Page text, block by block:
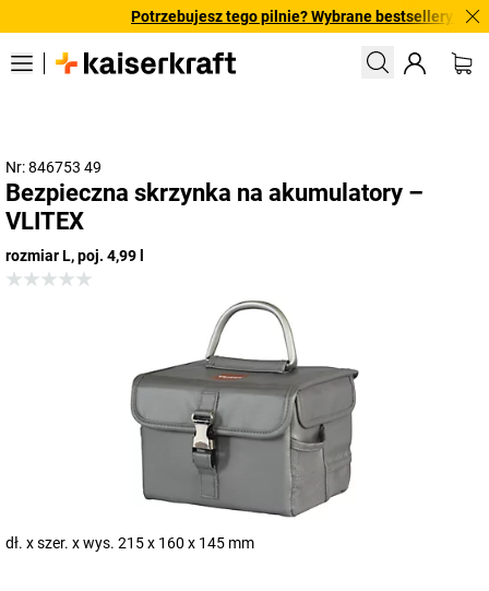
Potrzebujesz tego pilnie? Wybrane bestsellery
Nr: 846753 49
Bezpieczna skrzynka na akumulatory –
VLITEX
rozmiar L, poj. 4,99 l
dł. x szer. x wys. 215 x 160 x 145 mm